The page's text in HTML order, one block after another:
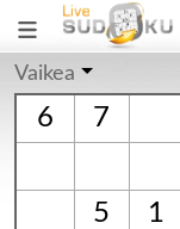
Vaikea
6 7
5 1